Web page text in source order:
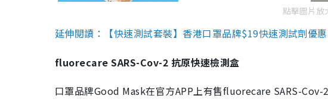
點擊圖片放
延伸閱讀：【快速測試套裝】香港口罩品牌$19快速測試劑優
fluorecare SARS-Cov-2 抗原快速檢測盒
口罩品牌Good Mask在官方APP上有售fluorecare SARS-